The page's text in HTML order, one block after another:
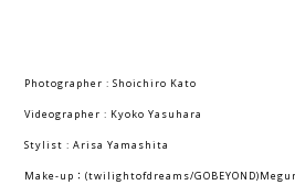
Photographer : Shoichiro Kato
Videographer : Kyoko Yasuhara
Stylist : Arisa Yamashita
Make-up：(twilightofdreams/